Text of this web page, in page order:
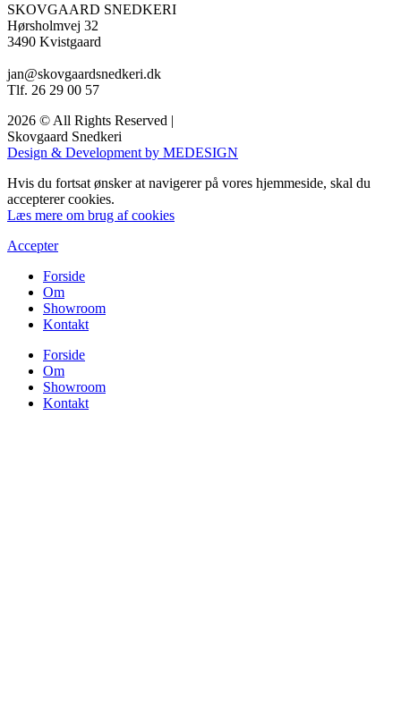
SKOVGAARD SNEDKERI
Hørsholmvej 32
3490 Kvistgaard
jan@skovgaardsnedkeri.dk
Tlf. 26 29 00 57
2026 © All Rights Reserved |
Skovgaard Snedkeri
Design & Development by MEDESIGN
Hvis du fortsat ønsker at navigerer på vores hjemmeside, skal du
accepterer cookies.
Læs mere om brug af cookies
Accepter
Forside
Om
Showroom
Kontakt
Forside
Om
Showroom
Kontakt